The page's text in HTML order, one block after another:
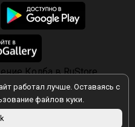
работал лучше. Оставаясь с
файлов куки.
обработки